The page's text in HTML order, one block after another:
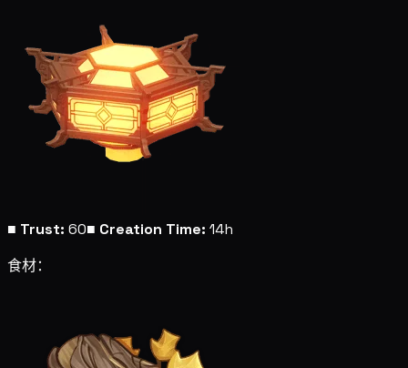
■ Trust: 60■ Creation Time: 14h
食材：